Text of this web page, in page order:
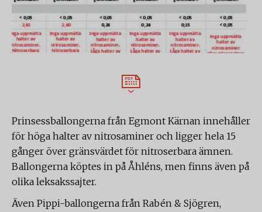
Prinsessballongerna från Egmont Kärnan innehåller
för höga halter av nitrosaminer och ligger hela 15
gånger över gränsvärdet för nitroserbara ämnen.
Ballongerna köptes in på Åhléns, men finns även på
olika leksakssajter.
Även Pippi-ballongerna från Rabén & Sjögren,